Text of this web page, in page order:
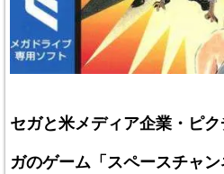
セガと米メディア企業・ピ
ガのゲーム「スペースチャ